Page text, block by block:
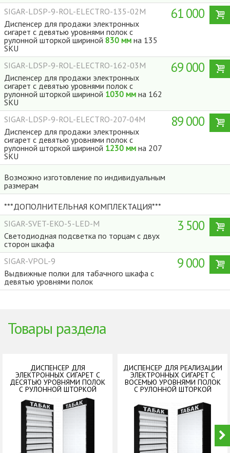
Dispensers
SIGAR-LDSP-9-ROL-ELECTRO-135-02M
Диспенсер для продажи электронных
сигарет с девятью уровнями полок с
рулонной шторкой шириной 830 мм на 135
SKU
61 000
SIGAR-LDSP-9-ROL-ELECTRO-162-03M
Диспенсер для продажи электронных
сигарет с девятью уровнями полок с
рулонной шторкой шириной 1030 мм на 162
SKU
69 000
SIGAR-LDSP-9-ROL-ELECTRO-207-04M
Диспенсер для продажи электронных
сигарет с девятью уровнями полок с
рулонной шторкой шириной 1230 мм на 207
SKU
89 000
Возможно изготовление по индивидуальным
размерам
***ДОПОЛНИТЕЛЬНАЯ КОМПЛЕКТАЦИЯ***
SIGAR-SVET-EKO-5-LED-M
Светодиодная подсветка по торцам с двух
сторон шкафа
3 500
SIGAR-VPOL-9
Выдвижные полки для табачного шкафа с
девятью уровнями полок
9 000
Товары раздела
ДИСПЕНСЕР ДЛЯ
ЭЛЕКТРОННЫХ СИГАРЕТ С
ДЕСЯТЬЮ УРОВНЯМИ ПОЛОК
С РУЛОННОЙ ШТОРКОЙ
ДИСПЕНСЕР ДЛЯ РЕАЛИЗАЦИИ
ЭЛЕКТРОННЫХ СИГАРЕТ С
ВОСЕМЬЮ УРОВНЯМИ ПОЛОК
С РУЛОННОЙ ШТОРКОЙ